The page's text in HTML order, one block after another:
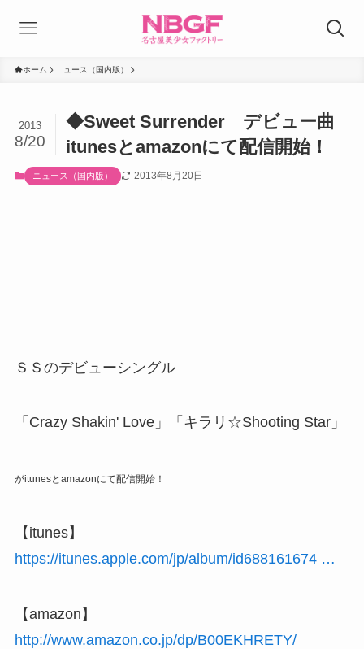
ホーム ニュース（国内版）
◆Sweet Surrender デビュー曲
itunesとamazonにて配信開始！
2013
8/20
ニュース（国内版） 2013年8月20日
ＳＳのデビューシングル
「Crazy Shakin' Love」「キラリ☆Shooting Star」
がitunesとamazonにて配信開始！
【itunes】
https://itunes.apple.com/jp/album/id688161674 …
【amazon】
http://www.amazon.co.jp/dp/B00EKHRETY/